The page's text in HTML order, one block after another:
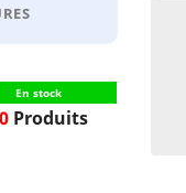
En stock
Produits